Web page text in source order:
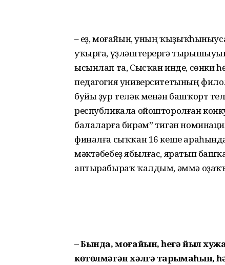
– Һеҙ, моғайын, уның
уҡырға, үҙләштерергә
ысынлап та, Сысҡан инде, сөнки
педагогия университетының
буйы ҙур теләк менән башҡорт
республикала ойошторолған
балаларға бирәм” тигән
финалға сыҡҡан 16 кеше
мәктәбебеҙ ябылғас, яратып
аптырабыраҡ ҡалдым, әммә
– Бында, моғайын, һеҙгә йыл
көтөлмәгән хәлгә тарымаһын,